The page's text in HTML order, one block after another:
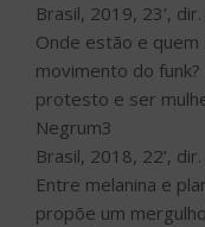
Brasil, 2019, 23’,
Onde estão e quem
movimento do
protesto e ser
Negrum3
Brasil, 2018, 22’,
Entre melanina e
propõe um